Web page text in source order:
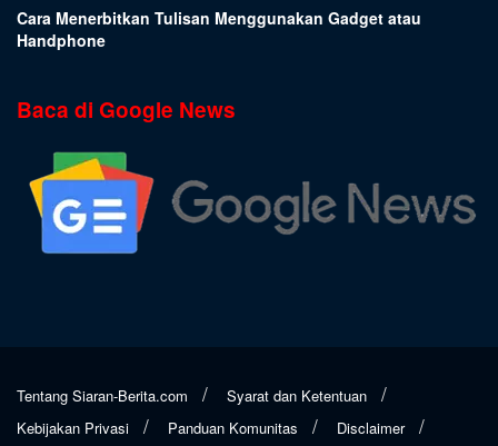
Cara Menerbitkan Tulisan Menggunakan Gadget atau
Handphone
Baca di Google News
Tentang Siaran-Berita.com
Syarat dan Ketentuan
Kebijakan Privasi
Panduan Komunitas Disclaimer